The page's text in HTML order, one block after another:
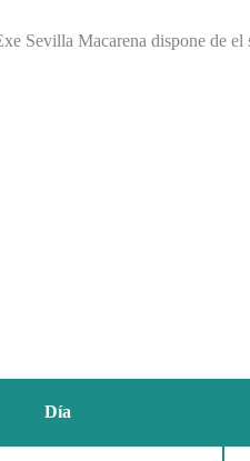
Sevilla Macarena dispone de
Día